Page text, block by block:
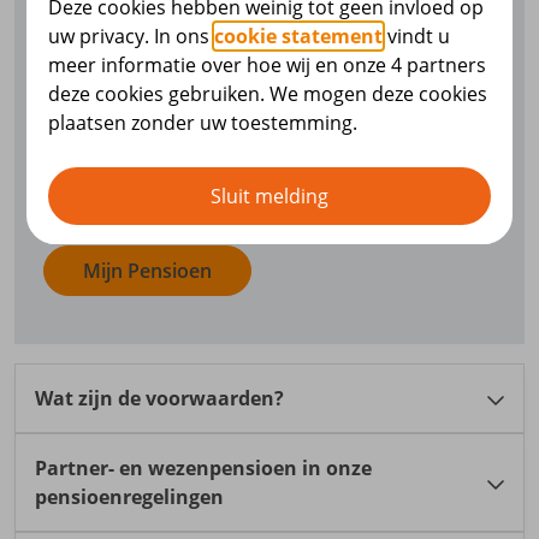
Mijn Pensioen. De naam van uw partner en
alle bedragen staan op het
pensioenoverzicht (UPO) van het jaar waarin
u bent gaan samenwonen. Dat vindt u in Mijn
Pensioen,Mijn archief. Wilt u precies weten
partner krijgt na uw overlijden? Kijk hiervoor
Mijn pensioen bij
Mijn Pensioen
Wat zijn de voorwaarden?
Dit zijn de voorwaarden voor partnerpensioen na
uw overlijden. U vindt deze ook in het
Partner- en wezenpensioen in onze
pensioenregelingen
Deze cookies hebben weinig tot geen invloed op
uw privacy. In onscookie statementvindt u
meer informatie over hoe wij en onze 4 partners
deze cookies gebruiken. We mogen deze cookies
plaatsen zonder uw toestemming.
Sluit melding